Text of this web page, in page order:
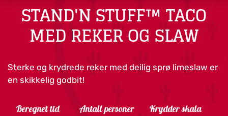
STAND'N STUFF™ TACO
MED REKER OG SLAW
Sterke og krydrede reker med deilig sprø limeslaw er
en skikkelig godbit!
Beregnet tid Antall personer Krydder skala